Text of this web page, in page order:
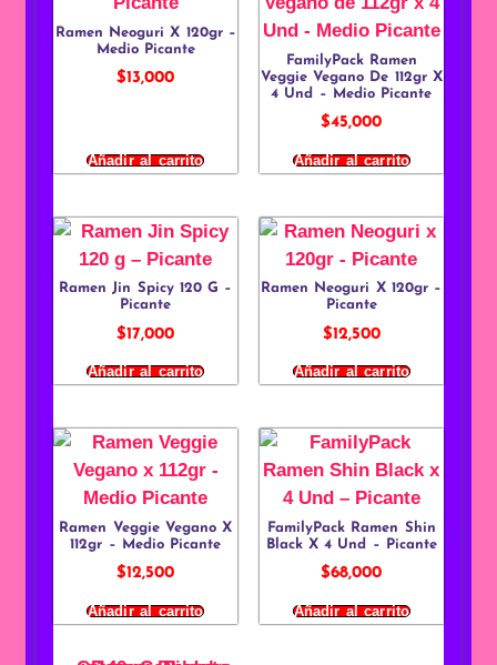
Ramen Neoguri X 120gr –
Medio Picante
$13,000
Añadir al carrito
FamilyPack Ramen
Veggie Vegano De 112gr X
4 Und – Medio Picante
$45,000
Añadir al carrito
Ramen Jin Spicy 120 G –
Picante
$17,000
Añadir al carrito
Ramen Neoguri X 120gr –
Picante
$12,500
Añadir al carrito
Ramen Veggie Vegano X
112gr – Medio Picante
$12,500
Añadir al carrito
FamilyPack Ramen Shin
Black X 4 Und – Picante
$68,000
Añadir al carrito